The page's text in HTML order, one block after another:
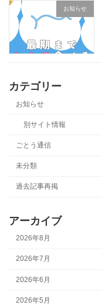
お知らせ
カテゴリー
お知らせ
別サイト情報
ごとう通信
未分類
過去記事再掲
アーカイブ
2026年8月
2026年7月
2026年6月
2026年5月